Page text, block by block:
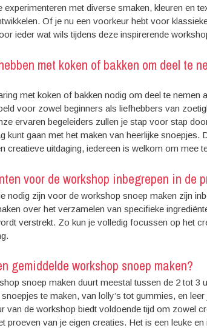
experimenteren met diverse smaken, kleuren en
Of je nu een voorkeur hebt voor
ieder wat wils tijdens deze inspirerende
met koken of bakken om deel te
met koken of bakken nodig om deel te nemen
voor zowel beginners als liefhebbers van
ervaren begeleiders zullen je stap voor stap
kunt gaan met het maken van heerlijke snoepjes.
creatieve uitdaging, iedereen is welkom om mee
voor de workshop inbegrepen in de
nodig zijn voor de workshop snoep maken zijn
over het verzamelen van specifieke
verstrekt. Zo kun je volledig focussen op het
gemiddelde workshop snoep maken?
snoep maken duurt meestal tussen de 2 tot 3
te maken, van lolly’s tot gummies, en
van de workshop biedt voldoende tijd om zowel
proeven van je eigen creaties. Het is een leuke